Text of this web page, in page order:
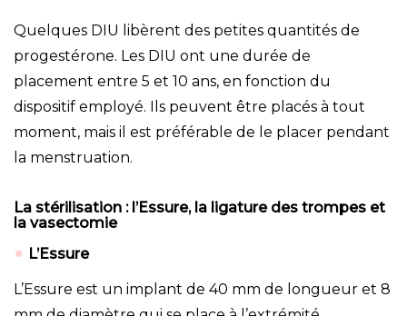
Quelques DIU libèrent des petites quantités de
progestérone. Les DIU ont une durée de
placement entre 5 et 10 ans, en fonction du
dispositif employé. Ils peuvent être placés à tout
moment, mais il est préférable de le placer pendant
la menstruation.
La stérilisation : l’Essure, la ligature des trompes et
la vasectomie
L’Essure
L’Essure est un implant de 40 mm de longueur et 8